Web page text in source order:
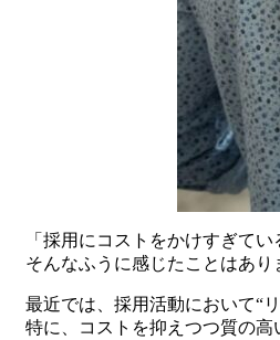
「採用にコストをかけすぎて
そんなふうに感じたことはあり
最近では、採用活動において“
特に、コストを抑えつつ質の高